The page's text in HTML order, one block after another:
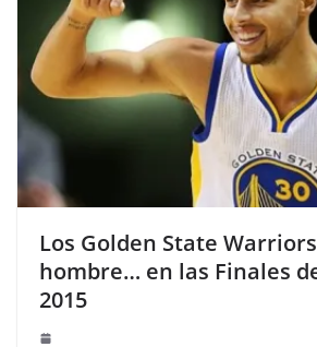
Los Golden State
hombre… en las Finales
2015